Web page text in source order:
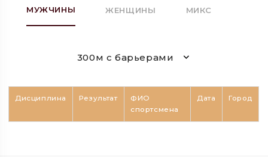
МУЖЧИНЫ ЖЕНЩИНЫ МИКС
300м с барьерами
Дисциплина Результат
ФИО
спортсмена
Дата Город